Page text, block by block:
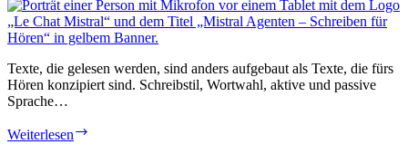
der
Social-
Media
Texte, die gelesen werden, sind anders aufgebaut als Texte, die fürs
Hören konzipiert sind. Schreibstil, Wortwahl, aktive und passive
Sprache…
Weiterlesen